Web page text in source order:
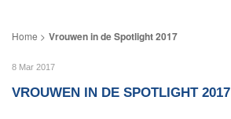
Vrouwen in de Spotlight 2017
8 Mar 2017
VROUWEN IN DE SPOTLIGHT 2017